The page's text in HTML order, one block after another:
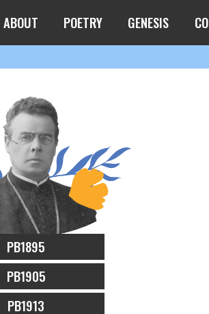
ABOUT POETRY GENESIS
PB1895
PB1905
PB1913